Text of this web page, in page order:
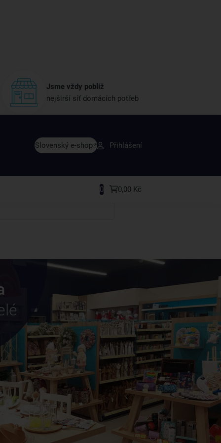
Jsme vždy poblíž
nejširší síť domácích potřeb
Slovenský e-shop Přihlášení
0 0,00 Kč